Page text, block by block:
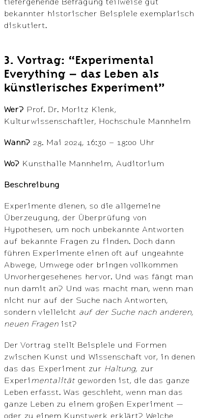
tiefergehende Befragung teilweise gut
bekannter historischer Beispiele exemplarisch
diskutiert.
3. Vortrag: “Experimental
Everything – das Leben als
künstlerisches Experiment”
Wer? Prof. Dr. Moritz Klenk,
Kulturwissenschaftler, Hochschule Mannheim
Wann? 28. Mai 2024, 16:30 – 18:00 Uhr
Wo? Kunsthalle Mannheim, Auditorium
Beschreibung
Experimente dienen, so die allgemeine
Überzeugung, der Überprüfung von
Hypothesen, um noch unbekannte Antworten
auf bekannte Fragen zu finden. Doch dann
führen Experimente einen oft auf ungeahnte
Abwege, Umwege oder bringen vollkommen
Unvorhergesehenes hervor. Und was fängt man
nun damit an? Und was macht man, wenn man
nicht nur auf der Suche nach Antworten,
sondern vielleicht auf der Suche nach anderen,
neuen Fragen ist?
Der Vortrag stellt Beispiele und Formen
zwischen Kunst und Wissenschaft vor, in denen
das das Experiment zur Haltung, zur
Experi mentalitätgeworden ist, die das ganze
Leben erfasst. Was geschieht, wenn man das
ganze Leben zu einem großen Experiment —